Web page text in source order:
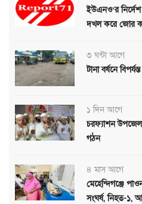
ইউএনও’র
দখল করে জোর
৩ ঘন্টা আগে
টানা বর্ষনে
১ দিন আগে
চরফ্যাশন
গঠন
৪ মাস আগে
মেহেন্দিগঞ্জে
সংঘর্ষ, নিহত-১,